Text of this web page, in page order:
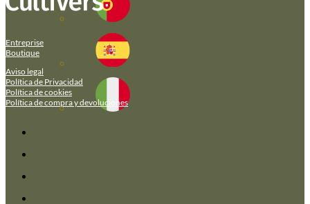
Entreprise
Boutique
Aviso legal
Política de Privacidad
Política de cookies
Política de compra y devoluciones